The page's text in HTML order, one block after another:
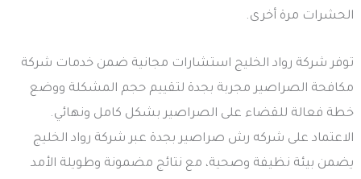
الحشرات مرة أخرى.
توفر شركة رواد الخليج استشارات مجانية ضمن خدمات شركة
مكافحة الصراصير مجربة بجدة لتقييم حجم المشكلة ووضع
خطة فعالة للقضاء على الصراصير بشكل كامل ونهائي.
الاعتماد على شركه رش صراصير بجدة عبر شركة رواد الخليج
يضمن بيئة نظيفة وصحية، مع نتائج مضمونة وطويلة الأمد